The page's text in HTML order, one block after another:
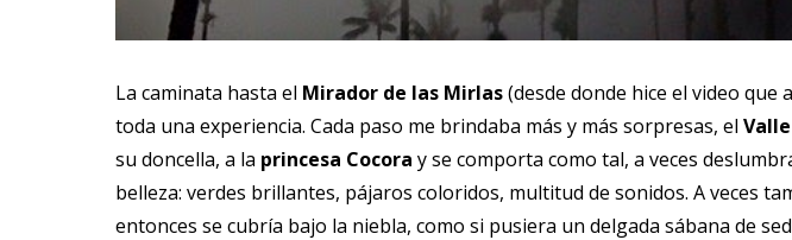
La caminata hasta el Mirador de las Mirlas(desde donde hice el video que
toda una experiencia. Cada paso me brindaba más y más sorpresas, el
su doncella, a la princesa Cocora y se comporta como tal, a veces
belleza: verdes brillantes, pájaros coloridos, multitud de sonidos. A veces
entonces se cubría bajo la niebla, como si pusiera un delgada sábana de